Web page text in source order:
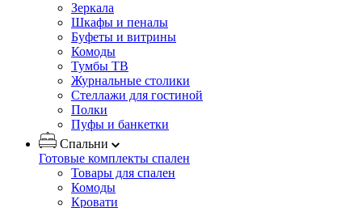
Зеркала
Шкафы и пеналы
Буфеты и витрины
Комоды
Тумбы ТВ
Журнальные столики
Стеллажи для гостиной
Полки
Пуфы и банкетки
Спальни
Готовые комплекты спален
Товары для спален
Комоды
Кровати